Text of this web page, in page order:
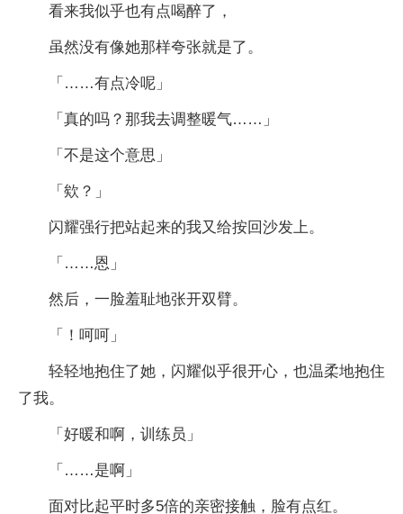
看来我似乎也有点喝醉了，
虽然没有像她那样夸张就是了。
「……有点冷呢」
「真的吗？那我去调整暖气……」
「不是这个意思」
「欸？」
闪耀强行把站起来的我又给按回沙发上。
「……恩」
然后，一脸羞耻地张开双臂。
「！呵呵」
轻轻地抱住了她，闪耀似乎很开心，也温柔地抱住
了我。
「好暖和啊，训练员」
「……是啊」
面对比起平时多5倍的亲密接触，脸有点红。